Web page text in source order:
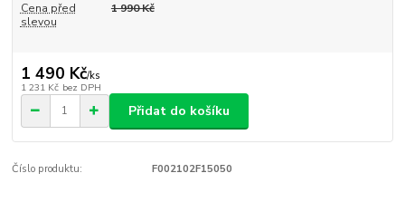
Cena před
slevou
1 990 Kč
1 490 Kč/ks
1 231 Kč bez DPH
Přidat do košíku
Číslo produktu: F002102F15050